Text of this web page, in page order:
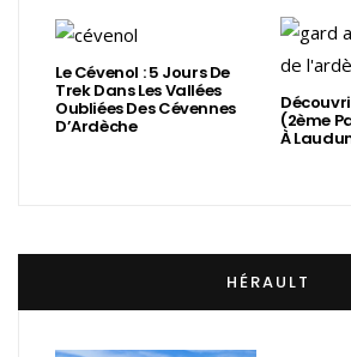
Le Cévenol : 5 Jours De
Trek Dans Les Vallées
Oubliées Des Cévennes
D’Ardèche (2ème
À
HÉRAULT